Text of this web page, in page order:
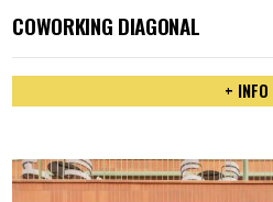
COWORKING DIAGONAL
+ INFO